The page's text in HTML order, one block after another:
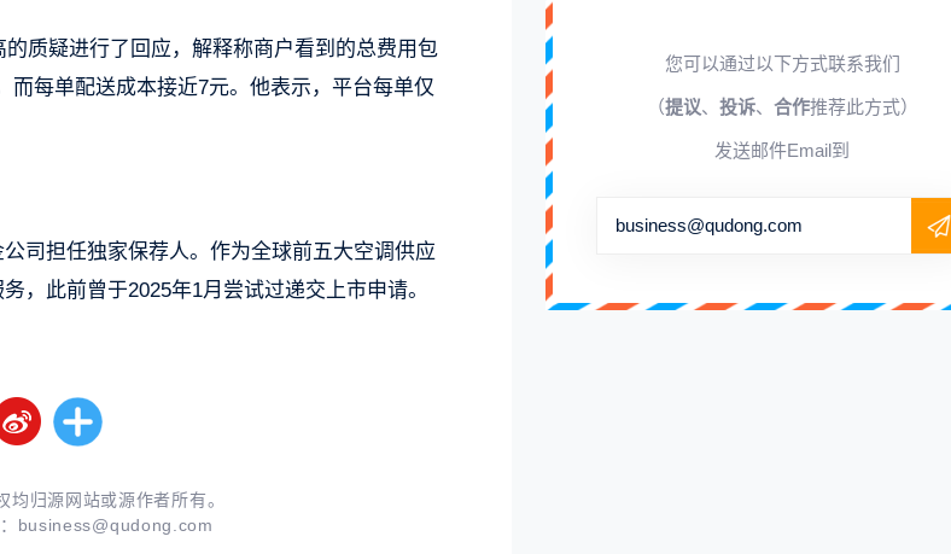
质疑进行了回应，解释称商户看到的总费用包
每单配送成本接近7元。他表示，平台每单仅
司担任独家保荐人。作为全球前五大空调供应
，此前曾于2025年1月尝试过递交上市申请。
归源网站或源作者所有。
business@qudong.com
您可以通过以下方式联系我们
（提议、 投诉、 合作推荐此方式）
发送邮件Email到
business@qudong.com